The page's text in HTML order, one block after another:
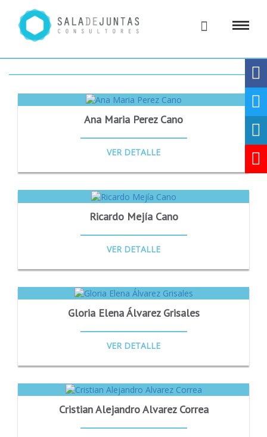
Ana Maria Perez Cano
VER DETALLE
Ricardo Mejía Cano
VER DETALLE
Gloria Elena Álvarez Grisales
VER DETALLE
Cristian Alejandro Alvarez Correa